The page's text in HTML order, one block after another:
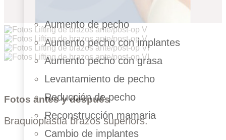
Aumento de pecho
Aumento pecho con implantes
Aumento pecho con grasa
Levantamiento de pecho
Reducción de pecho
Reconstrucción mamaria
Cambio de implantes
Fotos antes y después
Braquioplastia brazos superiors.